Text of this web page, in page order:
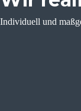
Individuell und